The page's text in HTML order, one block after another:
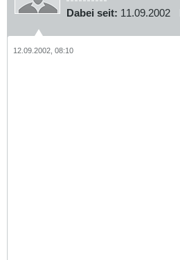
Dabei seit: 11.09.2002
12.09.2002, 08:10